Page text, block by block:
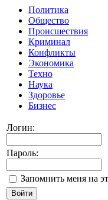
Политика
Общество
Происшествия
Криминал
Конфликты
Экономика
Техно
Наука
Здоровье
Бизнес
Логин:
Пароль:
Запомнить меня на